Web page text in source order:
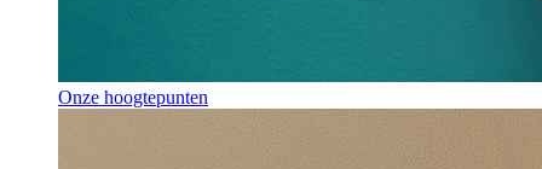
Onze hoogtepunten